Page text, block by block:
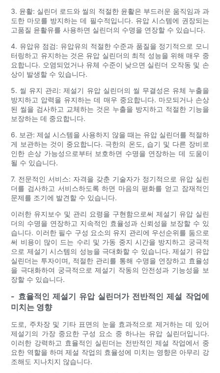
3. 윤활: 실린더 로드와 씰의 적절한 윤활은 부드러운 움직임과 과
도한 마모를 방지하는 데 필수적입니다. 유압 시스템에 권장되는
고품질 윤활유를 사용하면 실린더의 수명을 연장할 수 있습니다.
4. 유압유 점검: 유압유의 적절한 수준과 품질을 정기적으로 모니
터링하고 유지하는 것은 유압 실린더의 최적 성능을 위해 매우 중
요합니다. 오염되었거나 유체 수준이 낮으면 실린더 오작동 및 손
상이 발생할 수 있습니다.
5. 씰 유지 관리: 제설기 유압 실린더의 씰 무결성은 유체 누출을
방지하고 압력을 유지하는 데 매우 중요합니다. 마모되거나 손상
된 씰을 검사하고 교체하는 것은 누출을 방지하고 적절한 기능을
보장하는 데 중요합니다.
6. 보관: 제설 시스템을 사용하지 않을 때는 유압 실린더를 적절하
게 보관하는 것이 중요합니다. 극한의 온도, 습기 및 다른 장비로
인한 손상 가능성으로부터 보호하면 수명을 연장하는 데 도움이
될 수 있습니다.
7. 전문적인 서비스: 자격을 갖춘 기술자가 정기적으로 유압 실린
더를 검사하고 서비스하도록 하면 마음의 평화를 얻고 잠재적인
문제를 조기에 발견할 수 있습니다.
이러한 유지보수 및 관리 요령을 구현함으로써 제설기 유압 실린
더의 수명을 연장하고 지속적인 효율성과 신뢰성을 보장할 수 있
습니다. 이러한 필수 구성 요소의 유지 관리에 우선순위를 둠으로
써 비용이 많이 드는 수리 및 가동 중지 시간을 방지하고 궁극적
으로 제설기 시스템의 성능을 극대화할 수 있습니다. 제설기 유압
실린더는 투자이며, 적절한 관리를 통해 수명을 연장하고 효율성
을 극대화하여 궁극적으로 제설기 작동의 안전성과 기능성을 보
장할 수 있습니다.
- 효율적인 제설기 유압 실린더가 전반적인 제설 작업에
미치는 영향
도로, 주차장 및 기타 표면의 눈을 효과적으로 제거하는 데 있어
제설기의 가장 중요한 구성 요소 중 하나는 유압 실린더입니다.
이러한 강력하고 효율적인 실린더는 전반적인 제설 작업에서 중
요한 역할을 하며 제설 작업의 효율성에 미치는 영향은 아무리 강
조해도 지나치지 않습니다.